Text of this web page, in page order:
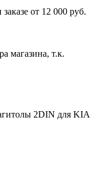
от 12 000 руб.
магазина, т.к.
2DIN для KIA